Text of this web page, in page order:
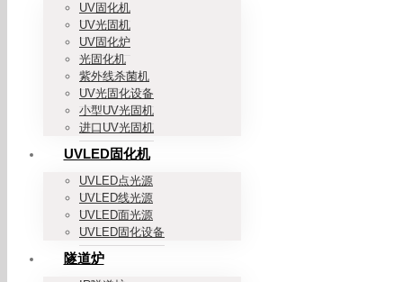
UV固化机
UV光固机
UV固化炉
光固化机
紫外线杀菌机
UV光固化设备
小型UV光固机
进口UV光固机
UVLED固化机
UVLED点光源
UVLED线光源
UVLED面光源
UVLED固化设备
隧道炉